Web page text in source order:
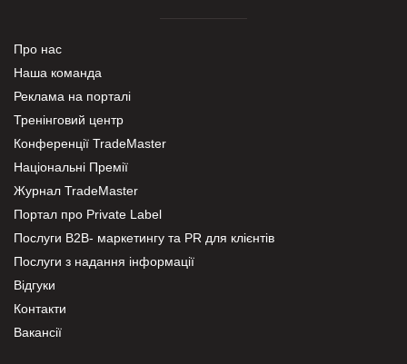
Про нас
Наша команда
Реклама на порталі
Тренінговий центр
Конференції TradeMaster
Національні Премії
Журнал TradeMaster
Портал про Private Label
Послуги В2В- маркетингу та PR для клієнтів
Послуги з надання інформації
Відгуки
Контакти
Вакансії